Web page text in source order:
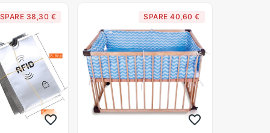
SPARE 38,30 € SPARE 40,60 €